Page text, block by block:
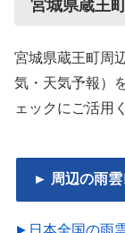
宮城県蔵王
宮城県蔵王町周
気・天気予報）
ェックにご活用
► 周辺の雨雲
►日本全国の雨